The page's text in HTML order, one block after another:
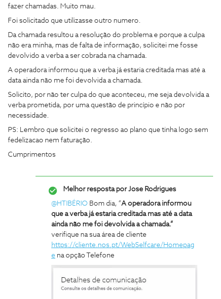
fazer chamadas. Muito mau.
Foi solicitado que utilizasse outro numero.
Da chamada resultou a resolução do problema e porque a culpa
não era minha, mas de falta de informação, solicitei me fosse
devolvido a verba a ser cobrada na chamada.
A operadora informou que a verba já estaria creditada mas até a
data ainda não me foi devolvida a chamada.
Solicito, por não ter culpa do que aconteceu, me seja devolvida a
verba prometida, por uma questão de princípio e não por
necessidade.
PS: Lembro que solicitei o regresso ao plano que tinha logo sem
fedelizacao nem faturação.
Cumprimentos
Melhor resposta porJose Rodrigues
@HTIBÉRIO Bom dia, “A operadora informou
que a verba já estaria creditada mas até a data
ainda não me foi devolvida a chamada.”
verifique na sua área de cliente
https://cliente.nos.pt/WebSelfcare/Homepag
e na opção Telefone